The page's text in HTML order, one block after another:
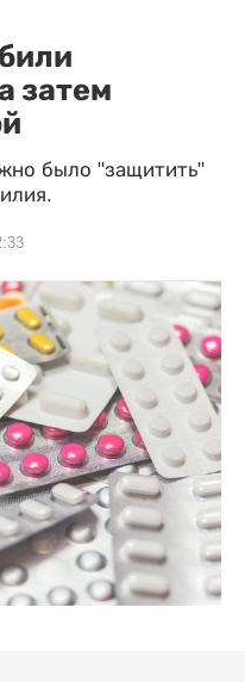
затем
было "защитить"